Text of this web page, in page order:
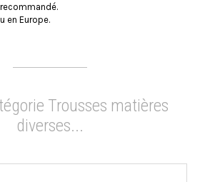
en Europe.
Trousses matières
diverses...